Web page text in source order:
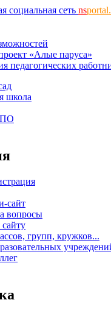
социальная сеть ns
«Алые паруса»
педагогических
школа
сайт
вопросы
групп, кружков...